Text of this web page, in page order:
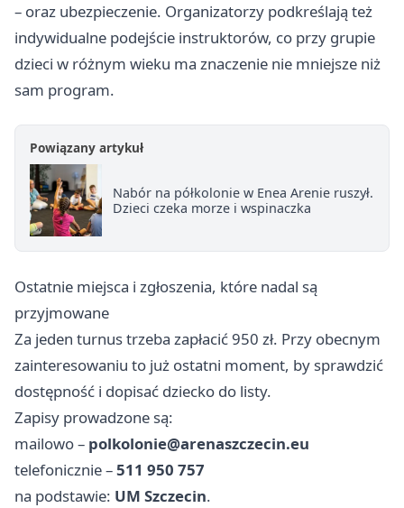
– oraz ubezpieczenie. Organizatorzy podkreślają też
indywidualne podejście instruktorów, co przy grupie
dzieci w różnym wieku ma znaczenie nie mniejsze niż
sam program.
Powiązany artykuł
Nabór na półkolonie w Enea Arenie ruszył.
Dzieci czeka morze i wspinaczka
Ostatnie miejsca i zgłoszenia, które nadal są
przyjmowane
Za jeden turnus trzeba zapłacić 950 zł. Przy obecnym
zainteresowaniu to już ostatni moment, by sprawdzić
dostępność i dopisać dziecko do listy.
Zapisy prowadzone są:
mailowo – polkolonie@arenaszczecin.eu
telefonicznie –511 950 757
na podstawie: UM Szczecin.